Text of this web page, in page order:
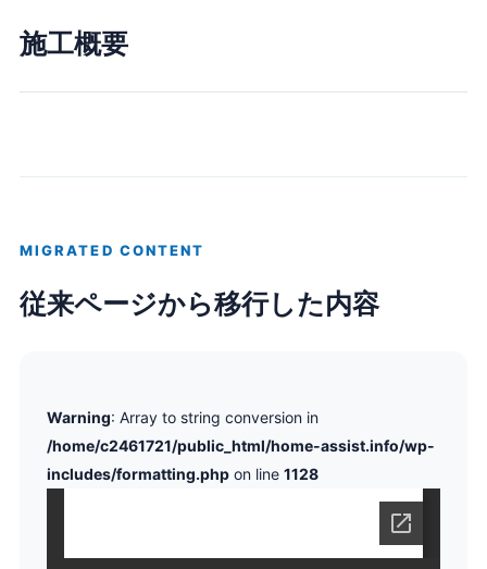
施工概要
MIGRATED CONTENT
従来ページから移行した内容
Warning: Array to string conversion in
/home/c2461721/public_html/home-assist.info/wp-
includes/formatting.php on line 1128